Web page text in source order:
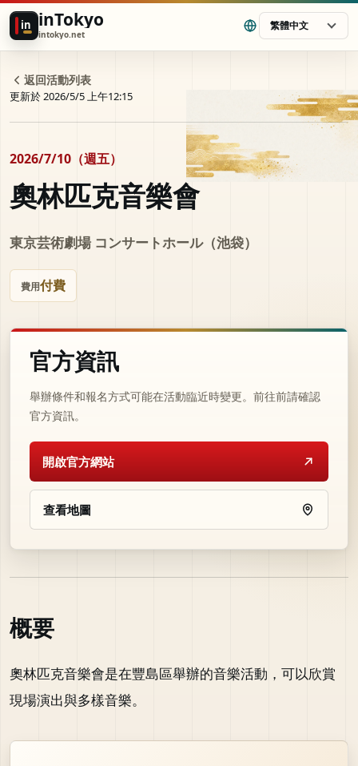
in inTokyo
intokyo.net
繁體中文
返回活動列表
更新於 2026/5/5 上午12:15
2026/7/10（週五）
奧林匹克音樂會
東京芸術劇場 コンサートホール（池袋）
費用付費
官方資訊
舉辦條件和報名方式可能在活動臨近時變更。前往前請確認
官方資訊。
開啟官方網站
查看地圖
概要
奧林匹克音樂會是在豐島區舉辦的音樂活動，可以欣賞
現場演出與多樣音樂。